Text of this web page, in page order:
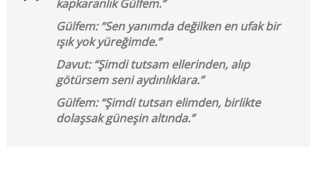
kapkaranlık Gülfem.”
Gülfem: “Sen yanımda değilken en ufak bir
ışık yok yüreğimde.”
Davut: “Şimdi tutsam ellerinden, alıp
götürsem seni aydınlıklara.”
Gülfem: “Şimdi tutsan elimden, birlikte
dolaşsak güneşin altında.”